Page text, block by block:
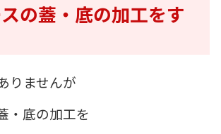
の蓋・底の加工をす
りませんが
・底の加工を